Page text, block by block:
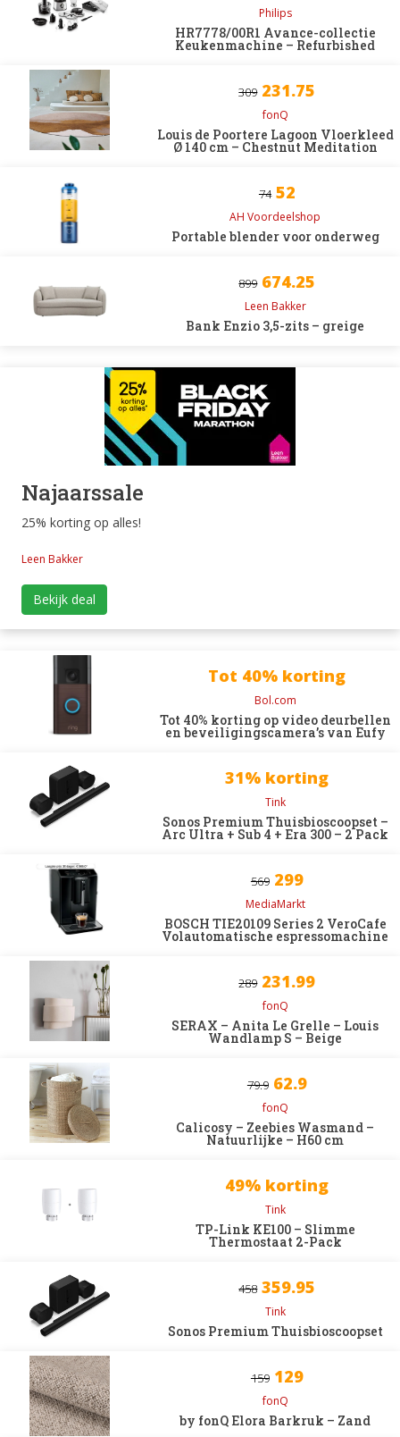
Philips
HR7778/00R1 Avance-collectie
Keukenmachine – Refurbished
309 231.75
fonQ
Louis de Poortere Lagoon Vloerkleed
Ø 140 cm – Chestnut Meditation
74 52
AH Voordeelshop
Portable blender voor onderweg
899 674.25
Leen Bakker
Bank Enzio 3,5-zits – greige
Najaarssale
25% korting op alles!
Leen Bakker
Bekijk deal
Tot 40% korting
Bol.com
Tot 40% korting op video deurbellen
en beveiligingscamera’s van Eufy
31% korting
Tink
Sonos Premium Thuisbioscoopset –
Arc Ultra + Sub 4 + Era 300 – 2 Pack
569 299
MediaMarkt
BOSCH TIE20109 Series 2 VeroCafe
Volautomatische espressomachine
289 231.99
fonQ
SERAX – Anita Le Grelle – Louis
Wandlamp S – Beige
79.9 62.9
fonQ
Calicosy – Zeebies Wasmand –
Natuurlijke – H60 cm
49% korting
Tink
TP-Link KE100 – Slimme
Thermostaat 2-Pack
458 359.95
Tink
Sonos Premium Thuisbioscoopset
159 129
fonQ
by fonQ Elora Barkruk – Zand